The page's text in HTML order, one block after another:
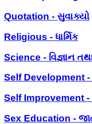
Quotation - સુવાક્યો
Religious - ધાર્મિક
Science - વિજ્ઞાન
Self Development -
Self Improvement -
Sex Education -